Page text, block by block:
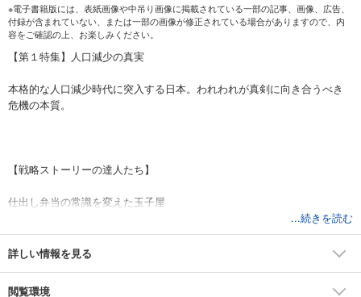
※電子書籍版には、表紙画像や中吊り画像に掲載されている一部の記事、画像、広告、
付録が含まれていない、または一部の画像が修正されている場合がありますので、内
容をご確認の上、お楽しみください。
【第１特集】人口減少の真実
本格的な人口減少時代に突入する日本。われわれが真剣に向き合うべき
危機の本質。
【戦略ストーリーの達人たち】
仕出し弁当の常識を変えた玉子屋
...続きを読む
詳しい情報を見る
閲覧環境